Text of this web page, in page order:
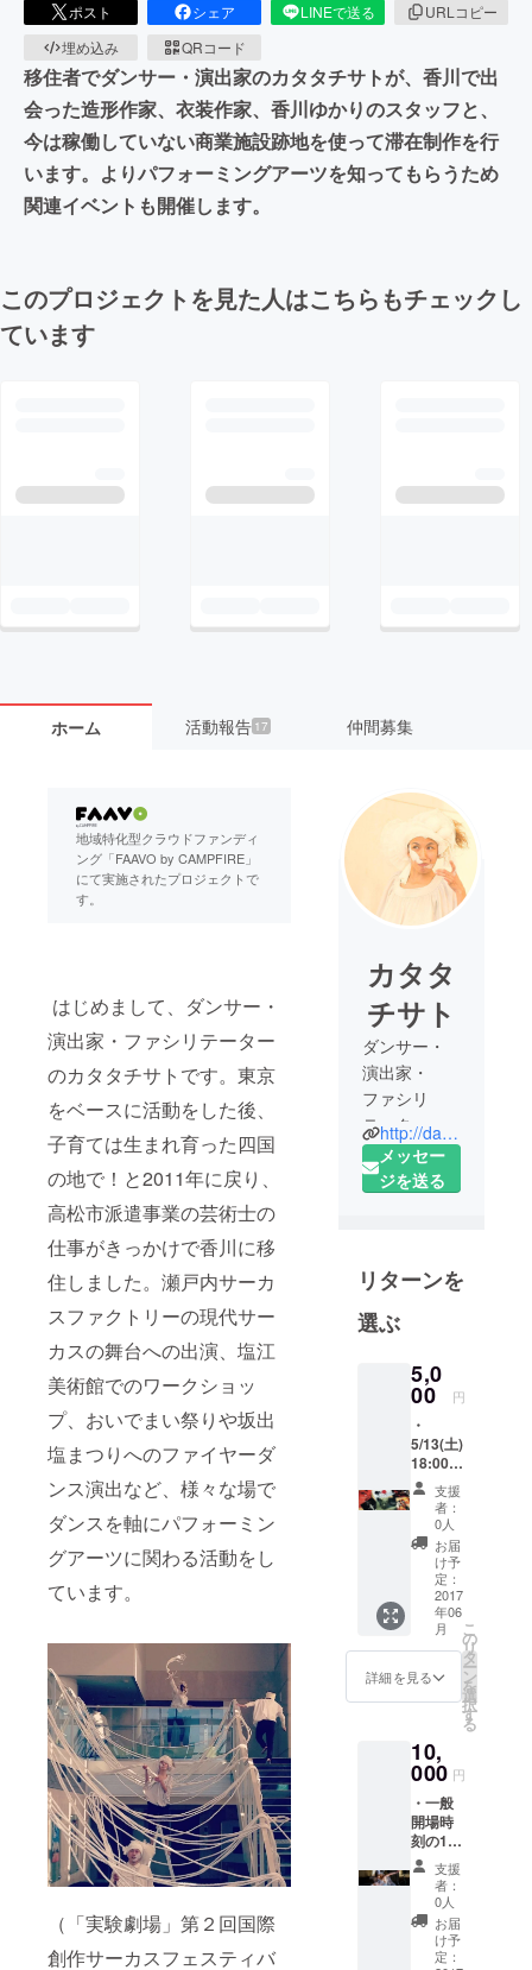
ポスト シェア LINEで送る
URLコピー
埋め込み
QRコード
移住者でダンサー・演出家のカタタチサトが、香川で出
会った造形作家、衣装作家、香川ゆかりのスタッフと、
今は稼働していない商業施設跡地を使って滞在制作を行
います。よりパフォーミングアーツを知ってもらうため
関連イベントも開催します。
このプロジェクトを見た人はこちらもチェックし
ています
ホーム 活動報告 17 仲間募集
地域特化型クラウドファンディ
ング「FAAVO by CAMPFIRE」
にて実施されたプロジェクトで
す。
はじめまして、ダンサー・
演出家・ファシリテーター
のカタタチサトです。東京
をベースに活動をした後、
子育ては生まれ育った四国
の地で！と2011年に戻り、
高松市派遣事業の芸術士の
仕事がきっかけで香川に移
住しました。瀬戸内サーカ
スファクトリーの現代サー
カスの舞台への出演、塩江
美術館でのワークショッ
プ、おいでまい祭りや坂出
塩まつりへのファイヤーダ
ンス演出など、様々な場で
ダンスを軸にパフォーミン
グアーツに関わる活動をし
ています。
（「実験劇場」第２回国際
創作サーカスフェスティバ
カタタ
チサト
ダンサー・
演出家・
ファシリ
テーター
カタタチサ
ト
所にてモダ
ンダンス、
バレエの基
日本女子体
育短期大学
体育学部舞
踊科卒業。
舞踏を土方
巽直系の和
栗由紀夫に
師事。 ” 東雲
舞踏 ” 結成時
メンバー 、
2000年～
2006年在
籍。第３世
ループとし
て注目を集
め、国内公
演や、海外
フェスティ
バル参加多
数。フリー
のダンサー
http://dancebonbon.com
メッセー
ジを送る
リターンを
選ぶ
5,0
00 円
・
5/13(土)
18:00~
19:00「
ぬぐい
ぬち」
に関わ
るアー
ティス
トと会
場にて
直接話
しをす
ること
ができ
招待。
FAAVO
でご賛
同いた
だいた
方のみ
の特別
な交流
会で
す。 ・
サンク
スレ
支援
者：
0人
お届
け予
定：
2017
年06
月
詳細を見る
こ
の
リ
タ
ー
ン
を
選
択
す
る
10,
000 円
・一般
開場時
刻の10
分前、
18:20か
ら先行
入場し
ていた
だけま
支援
者：
0人
お届
け予
定：